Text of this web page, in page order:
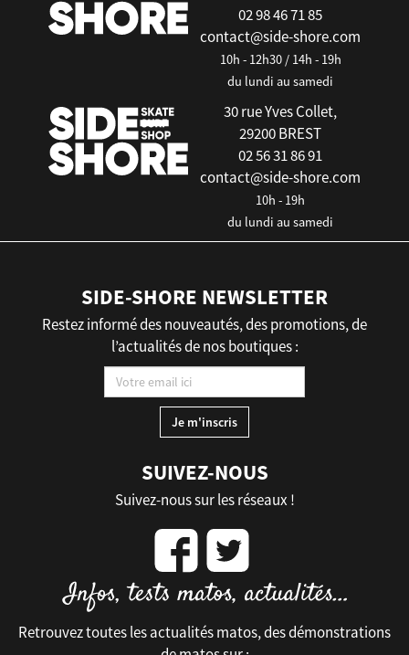
02 98 46 71 85
contact@side-shore.com
10h - 12h30 / 14h - 19h
du lundi au samedi
30 rue Yves Collet,
29200 BREST
02 56 31 86 91
contact@side-shore.com
10h - 19h
du lundi au samedi
SIDE-SHORE NEWSLETTER
Restez informé des nouveautés, des promotions, de
l’actualités de nos boutiques :
SUIVEZ-NOUS
Suivez-nous sur les réseaux !
Retrouvez toutes les actualités matos, des démonstrations